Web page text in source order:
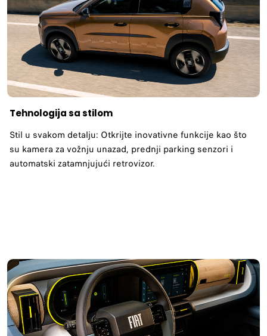
Tehnologija sa stilom
Stil u svakom detalju: Otkrijte inovativne funkcije kao što
su kamera za vožnju unazad, prednji parking senzori i
automatski zatamnjujući retrovizor.